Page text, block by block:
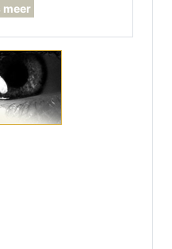
invoelen,
je leggen. Ook
heden en
luisterend oor.
er wel uit.
meer